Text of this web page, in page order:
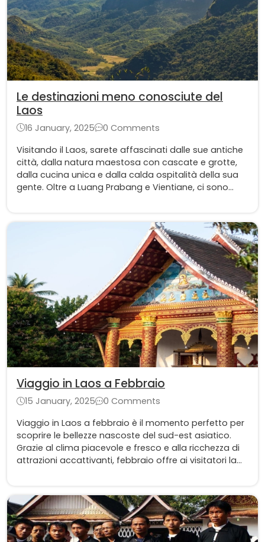
Le destinazioni meno conosciute del
Laos
16 January, 2025
0 Comments
Visitando il Laos, sarete affascinati dalle sue antiche
città, dalla natura maestosa con cascate e grotte,
dalla cucina unica e dalla calda ospitalità della sua
gente. Oltre a Luang Prabang e Vientiane, ci sono
Viaggio in Laos a Febbraio
15 January, 2025
0 Comments
Viaggio in Laos a febbraio è il momento perfetto per
scoprire le bellezze nascoste del sud-est asiatico.
Grazie al clima piacevole e fresco e alla ricchezza di
attrazioni accattivanti, febbraio offre ai visitatori la
significativo relax.